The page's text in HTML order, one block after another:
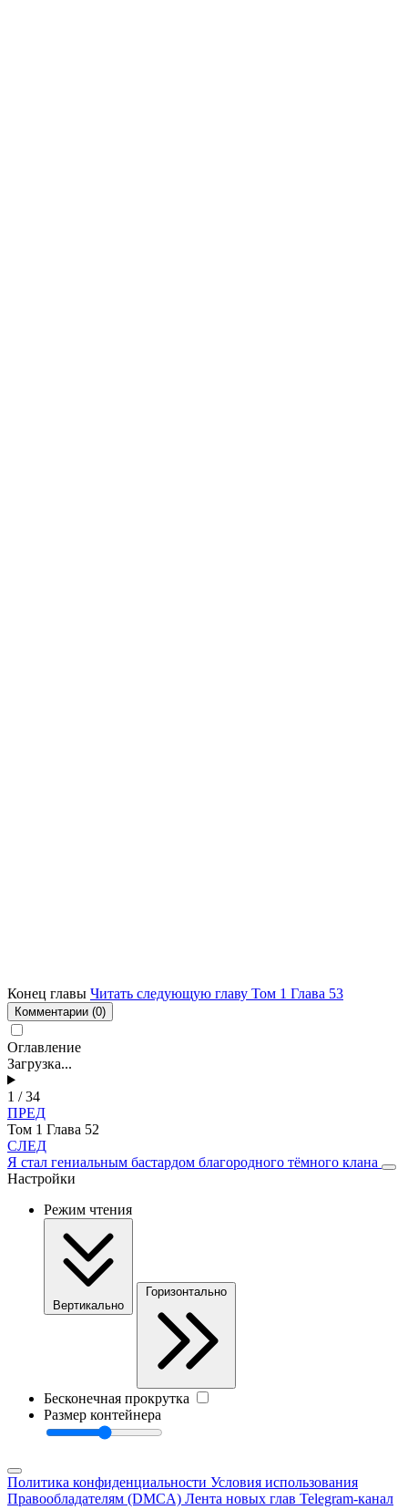
Конец главы Читать следующую главу Том 1 Глава 53
Комментарии (0)
Оглавление
Загрузка...
1 / 34
ПРЕД
Том 1 Глава 52
СЛЕД
Я стал гениальным бастардом благородного тёмного клана
Настройки
Режим чтения
Вертикально
Горизонтально
Бесконечная прокрутка
Размер контейнера
Политика конфиденциальности Условия использования
Правообладателям (DMCA) Лента новых глав Telegram-канал